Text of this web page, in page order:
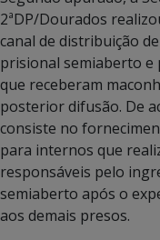
2ªDP/Dourados
canal de distribuição
prisional semiaberto
que receberam
posterior difusão. De
consiste no
para internos que
responsáveis pelo
semiaberto após o
aos demais presos.